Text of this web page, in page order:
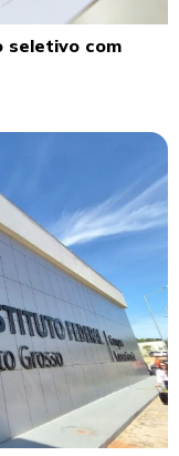
seletivo com